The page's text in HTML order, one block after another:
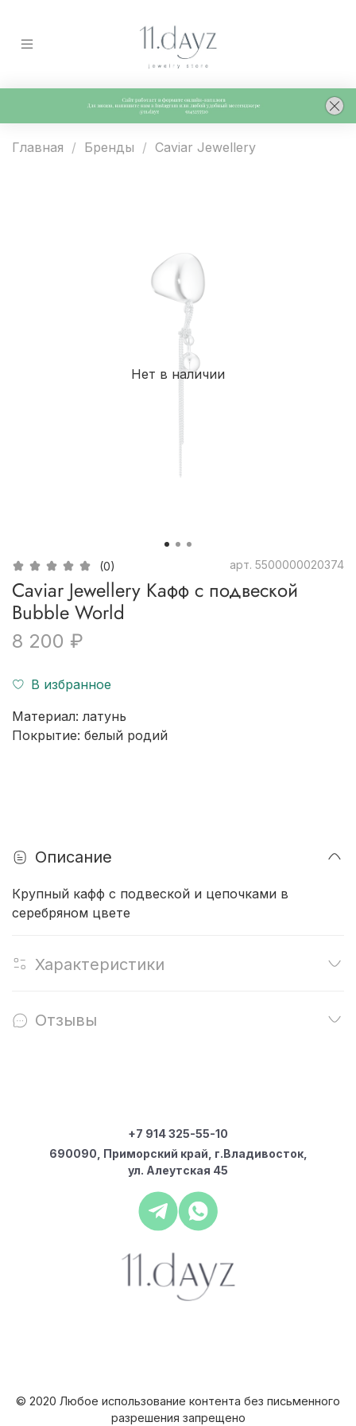
Главная Бренды Caviar Jewellery
Нет в наличии
(0) арт. 5500000020374
Caviar Jewellery Кафф с подвеской
Bubble World
8 200 ₽
В избранное
Материал: латунь
Покрытие: белый родий
Описание
Крупный кафф с подвеской и цепочками в
серебряном цвете
Характеристики
Отзывы
+7 914 325-55-10
690090, Приморский край, г.Владивосток,
ул. Алеутская 45
© 2020 Любое использование контента без письменного
разрешения запрещено